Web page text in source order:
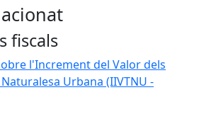
fiscals
l'Increment del Valor dels
Urbana (IIVTNU -